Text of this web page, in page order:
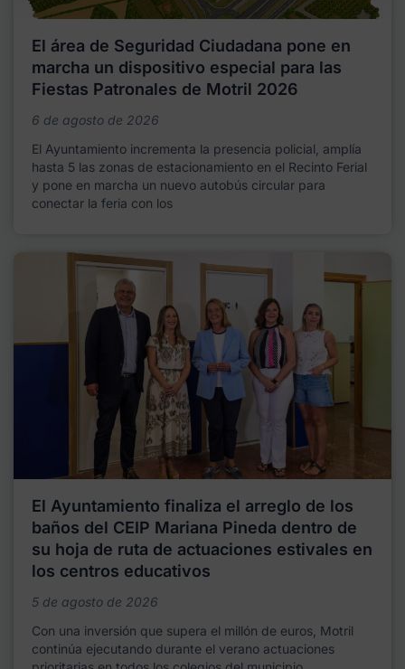
El área de Seguridad Ciudadana pone en
marcha un dispositivo especial para las
Fiestas Patronales de Motril 2026
6 de agosto de 2026
El Ayuntamiento incrementa la presencia policial, amplía
hasta 5 las zonas de estacionamiento en el Recinto Ferial
y pone en marcha un nuevo autobús circular para
conectar la feria con los
El Ayuntamiento finaliza el arreglo de los
baños del CEIP Mariana Pineda dentro de
su hoja de ruta de actuaciones estivales en
los centros educativos
5 de agosto de 2026
Con una inversión que supera el millón de euros, Motril
continúa ejecutando durante el verano actuaciones